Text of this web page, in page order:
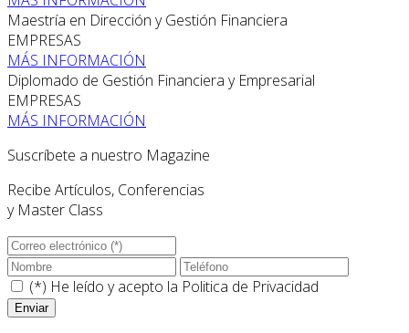
Maestría en Dirección y Gestión Financiera
EMPRESAS
MÁS INFORMACIÓN
Diplomado de Gestión Financiera y Empresarial
EMPRESAS
MÁS INFORMACIÓN
Suscríbete a nuestro Magazine
Recibe Artículos, Conferencias
y Master Class
(*) He leído y acepto la Politica de Privacidad